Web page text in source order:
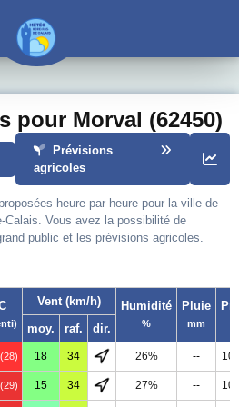
pour Morval (62450)
Prévisions
agricoles
heure par heure pour la ville de
Calais. Vous avez la possibilité de
public et les prévisions agricoles.
Vent (km/h) Humidité
%
Pluie
mm
moy. raf. dir.
(28) 18 34 26% --
(29) 15 34 27% --